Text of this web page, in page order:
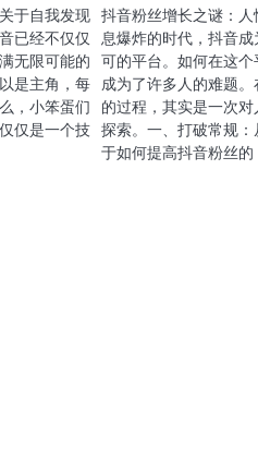
于自我发现
已经不仅仅
无限可能的
是主角，每
，小笨蛋们
仅是一个技
抖音粉丝增长之谜：
息爆炸的时代，抖音
可的平台。如何在这个
成为了许多人的难题
的过程，其实是一次
探索。一、打破常规
于如何提高抖音粉丝的